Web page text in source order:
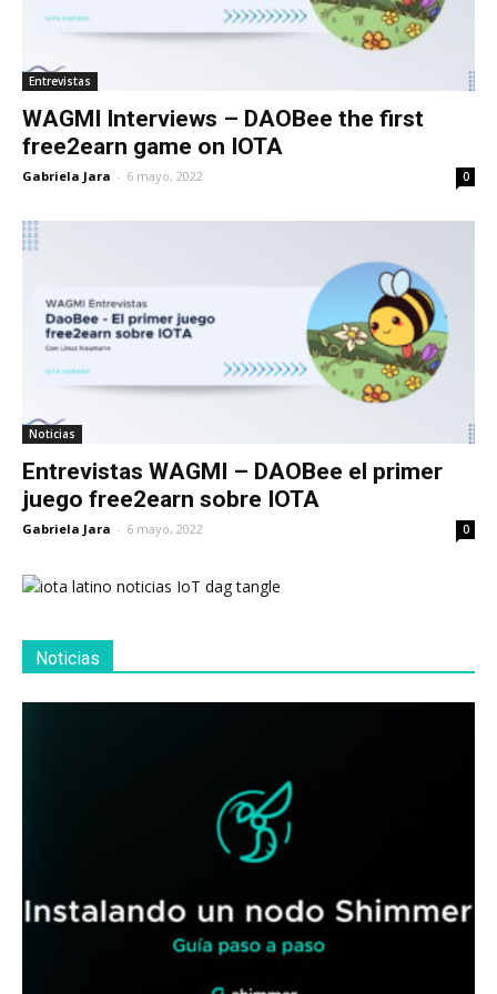
Entrevistas
WAGMI Interviews – DAOBee the first
free2earn game on IOTA
Gabriela Jara - 6 mayo, 2022 0
Noticias
Entrevistas WAGMI – DAOBee el primer
juego free2earn sobre IOTA
Gabriela Jara - 6 mayo, 2022 0
Noticias